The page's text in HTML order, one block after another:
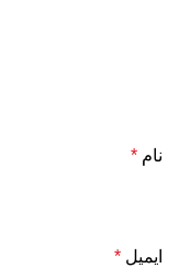
نام *
ایمیل *